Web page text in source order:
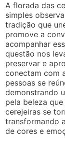
A florada das
simples
tradição que
promove a
acompanhar
questão nos
preservar e
conectam com
pessoas se
demonstrando
pela beleza
cerejeiras se
transformando
de cores e